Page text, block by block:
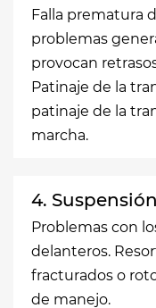
Falla prematura
problemas
provocan
Patinaje de la
patinaje de la
marcha.
4.
Problemas con
delanteros.
fracturados o
de manejo.